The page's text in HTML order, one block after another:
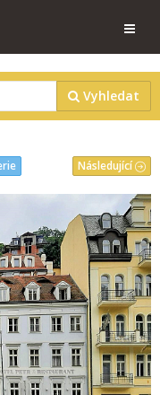
Vyhledat
Následující